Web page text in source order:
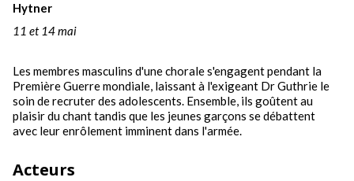
Hytner
11 et 14 mai
Les membres masculins d'une chorale s'engagent pendant la
Première Guerre mondiale, laissant à l'exigeant Dr Guthrie le
soin de recruter des adolescents. Ensemble, ils goûtent au
plaisir du chant tandis que les jeunes garçons se débattent
avec leur enrôlement imminent dans l'armée.
Acteurs